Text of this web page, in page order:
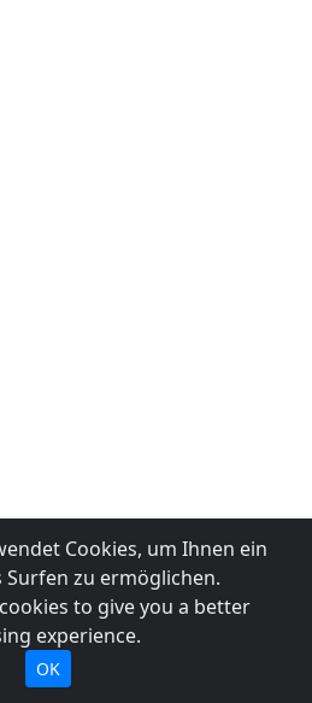
Cookies, um Ihnen ein
zu ermöglichen.
to give you a better
experience.
OK